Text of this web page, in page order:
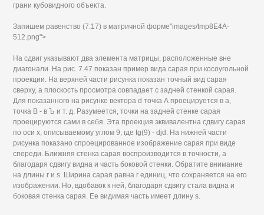
грани кубовидного объекта.
Запишем равенство (7.17) в матричной форме"images/tmp8E4A-
512.png">
На сдвиг указывают два элемента матрицы, расположенные вне
диагонали. На рис. 7.47 показан пример вида сарая при косоугольной
проекции. На верхней части рисунка показан точный вид сарая
сверху, а плоскость просмотра совпадает с задней стенкой сарая.
Для показанного на рисунке вектора d точка А проецируется в а,
точка В - в Ъ и т. д. Разумеется, точки на задней стенке сарая
проецируются сами в себя. Эта проекция эквивалентна сдвигу сарая
по оси х, описываемому углом 9, где tg(9) - djd. На нижней части
рисунка показано спроецированное изображение сарая при виде
спереди. Ближняя стенка сарая воспроизводится в точности, а
благодаря сдвигу видна и часть боковой стенки. Обратите внимание
на длины г и s. Ширина сарая равна г единиц, что сохраняется на его
изображении. Но, вдобавок к ней, благодаря сдвигу стала видна и
боковая стенка сарая. Ее видимая часть имеет длину s.